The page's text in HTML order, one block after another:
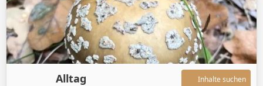
Alltag
Inhalte suchen